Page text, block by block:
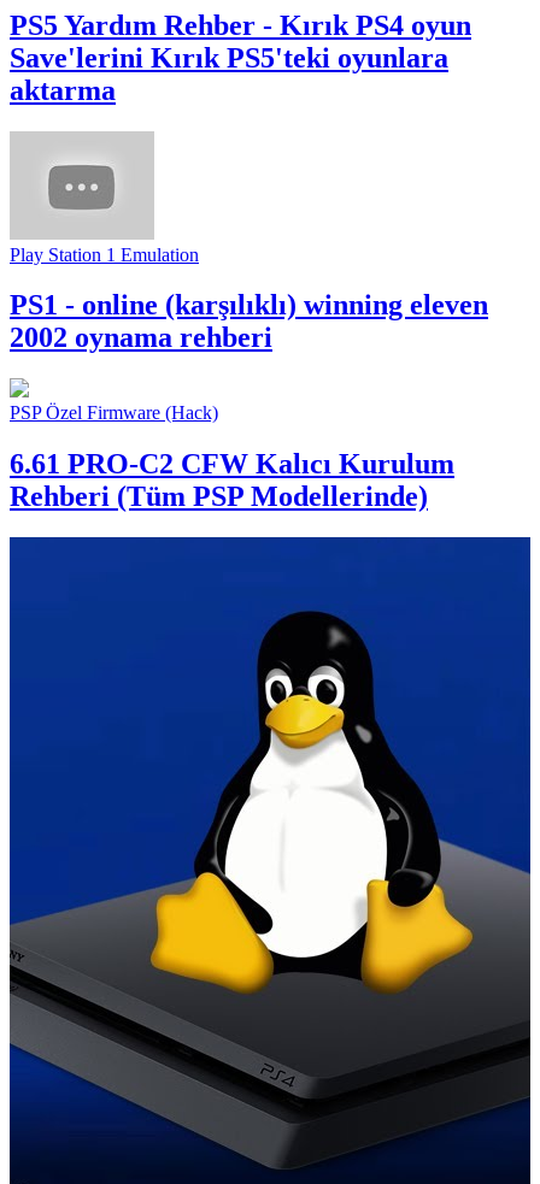
PS5 Yardım Rehber - Kırık PS4 oyun
Save'lerini Kırık PS5'teki oyunlara
aktarma
Play Station 1 Emulation
PS1 - online (karşılıklı) winning eleven
2002 oynama rehberi
PSP Özel Firmware (Hack)
6.61 PRO-C2 CFW Kalıcı Kurulum
Rehberi (Tüm PSP Modellerinde)